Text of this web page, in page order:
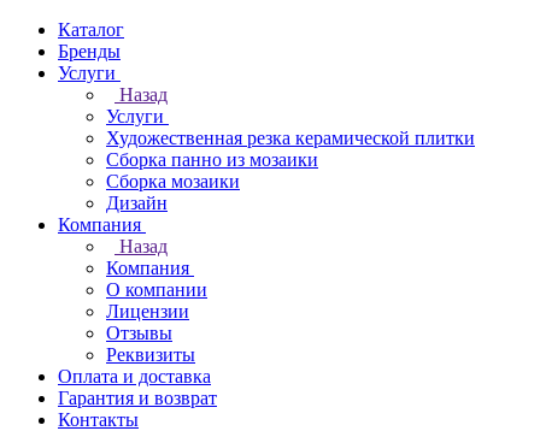
Каталог
Бренды
Услуги
Назад
Услуги
Художественная резка керамической плитки
Сборка панно из мозаики
Сборка мозаики
Дизайн
Компания
Назад
Компания
О компании
Лицензии
Отзывы
Реквизиты
Оплата и доставка
Гарантия и возврат
Контакты